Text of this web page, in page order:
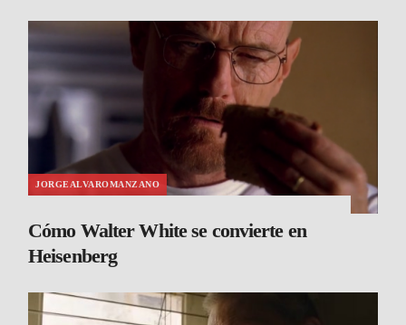
JORGEALVAROMANZANO
Cómo Walter White se convierte en
Heisenberg